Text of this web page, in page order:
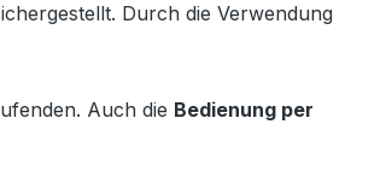
Durch die Verwendung
Auch die Bedienung per